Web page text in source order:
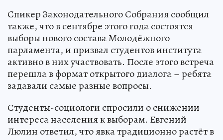
Спикер Законодательного Собрания сообщил
также, что в сентябре этого года состоятся
выборы нового состава Молодёжного
парламента, и призвал студентов института
активно в них участвовать. После этого встреча
перешла в формат открытого диалога – ребята
задавали самые разные вопросы.
Студенты-социологи спросили о снижении
интереса населения к выборам. Евгений
Люлин ответил, что явка традиционно растёт в